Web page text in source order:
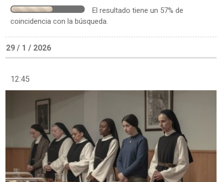
El resultado tiene un 57% de
coincidencia con la búsqueda.
29 / 1 / 2026
12:45